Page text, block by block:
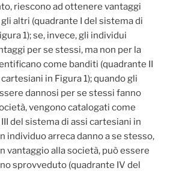
riescono ad ottenere vantaggi
altri (quadrante I del sistema di
1); se, invece, gli individui
per se stessi, ma non per la
come banditi (quadrante II
in Figura 1); quando gli
dannosi per se stessi fanno
vengono catalogati come
del sistema di assi cartesiani in
individuo arreca danno a se stesso,
vantaggio alla società, può essere
sprovveduto (quadrante IV del